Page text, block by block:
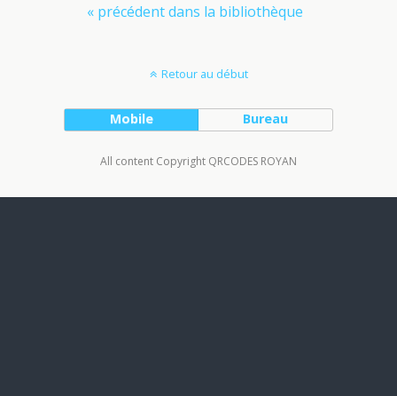
« précédent dans la bibliothèque
Retour au début
Mobile Bureau
All content Copyright QRCODES ROYAN